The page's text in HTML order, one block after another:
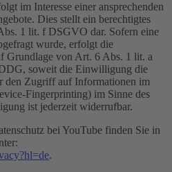
im Interesse einer ansprechenden
Dies stellt ein berechtigtes
1 lit. f DSGVO dar. Sofern eine
wurde, erfolgt die
Grundlage von Art. 6 Abs. 1 lit. a
soweit die Einwilligung die
den Zugriff auf Informationen im
Fingerprinting) im Sinne des
ist jederzeit widerrufbar.
bei YouTube finden Sie in
.